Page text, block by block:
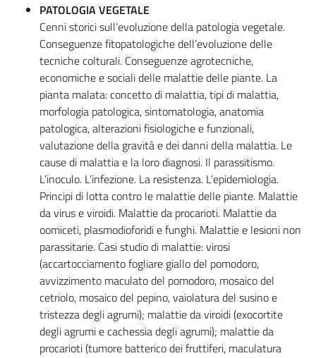
PATOLOGIA VEGETALE
Cenni storici sull’evoluzione della patologia vegetale.
Conseguenze fitopatologiche dell’evoluzione delle
tecniche colturali. Conseguenze agrotecniche,
economiche e sociali delle malattie delle piante. La
pianta malata: concetto di malattia, tipi di malattia,
morfologia patologica, sintomatologia, anatomia
patologica, alterazioni fisiologiche e funzionali,
valutazione della gravità e dei danni della malattia. Le
cause di malattia e la loro diagnosi. Il parassitismo.
L’inoculo. L’infezione. La resistenza. L’epidemiologia.
Principi di lotta contro le malattie delle piante. Malattie
da virus e viroidi. Malattie da procarioti. Malattie da
oomiceti, plasmodioforidi e funghi. Malattie e lesioni non
parassitarie. Casi studio di malattie: virosi
(accartocciamento fogliare giallo del pomodoro,
avvizzimento maculato del pomodoro, mosaico del
cetriolo, mosaico del pepino, vaiolatura del susino e
tristezza degli agrumi); malattie da viroidi (exocortite
degli agrumi e cachessia degli agrumi); malattie da
procarioti (tumore batterico dei fruttiferi, maculatura